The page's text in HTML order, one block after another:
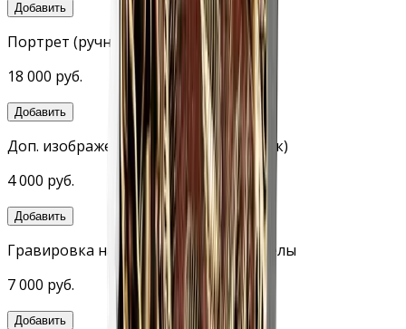
Добавить
Портрет (ручная гравировка, 24×30)
18 000 руб.
Добавить
Доп. изображения (гравировка станок)
4 000 руб.
Добавить
Гравировка на обратной стороне стелы
7 000 руб.
Добавить